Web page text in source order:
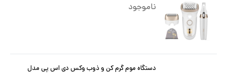
ناموجود
دستگاه موم گرم کن و ذوب وکس دی اس پی مدل